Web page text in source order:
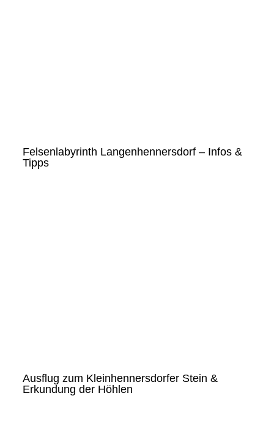
Felsenlabyrinth Langenhennersdorf – Infos &
Tipps
Ausflug zum Kleinhennersdorfer Stein &
Erkundung der Höhlen